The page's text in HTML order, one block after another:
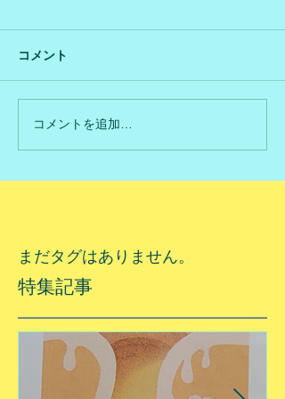
コメント
コメントを追加…
まだタグはありません。
特集記事